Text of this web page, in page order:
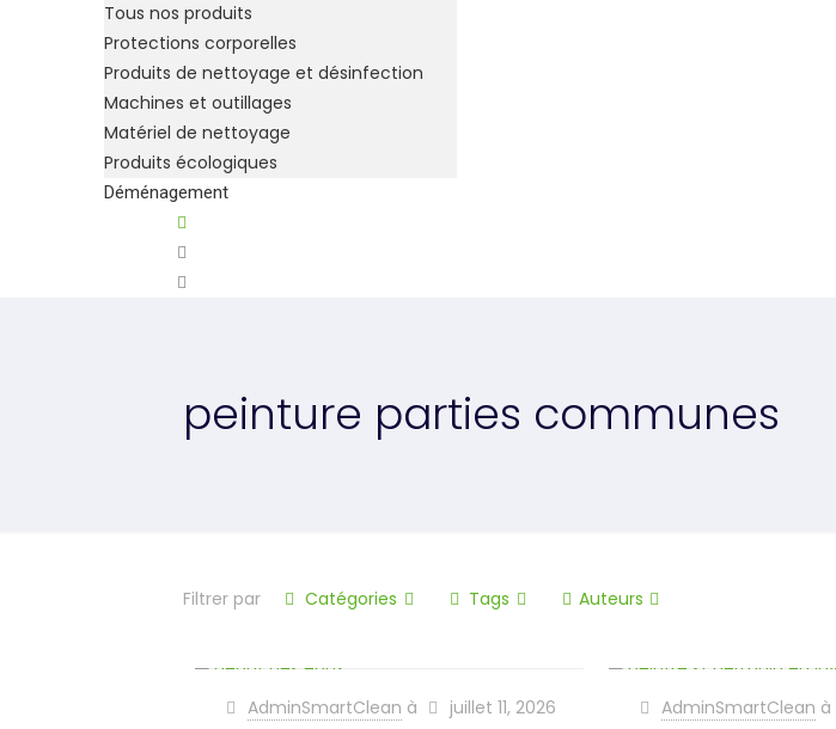
Tous nos produits
Protections corporelles
Produits de nettoyage et désinfection
Machines et outillages
Matériel de nettoyage
Produits écologiques
Déménagement
peinture parties communes
Filtrer par Catégories Tags Auteurs
AdminSmartClean à juillet 11, 2026 AdminSmartClean à